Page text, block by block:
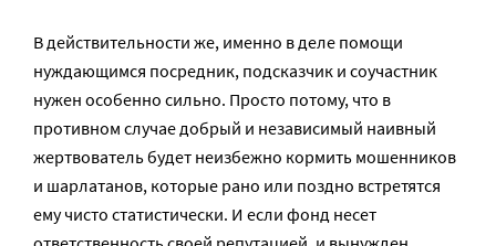
В действительности же, именно в деле помощи
нуждающимся посредник, подсказчик и соучастник
нужен особенно сильно. Просто потому, что в
противном случае добрый и независимый наивный
жертвователь будет неизбежно кормить мошенников
и шарлатанов, которые рано или поздно встретятся
ему чисто статистически. И если фонд несет